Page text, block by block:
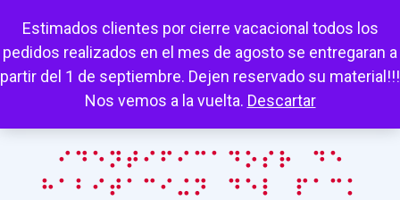
Estimados clientes por cierre vacacional todos los
pedidos realizados en el mes de agosto se entregaran a
partir del 1 de septiembre. Dejen reservado su material!!!
Nos vemos a la vuelta. Descartar
Mi cuenta Carrito Favoritos Escuchar
Identificadosr de
habitación del pack